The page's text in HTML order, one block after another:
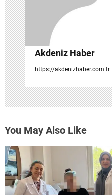
i
Akdeniz Haber
https://akdenizhaber.com.tr
You May Also Like